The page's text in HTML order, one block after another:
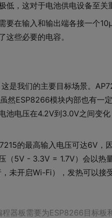
低，这对于电池供电设备至
要在输入和输出端各接一个
这些必要的电容。
这是我们的主要目标场景。
然ESP8266模块内部也有一
池电压在4.2V到3.0V之间变
的最高输入电压可达6V，
（5V - 3.3V = 1.7V）会以热
未开启Wi-Fi），发热可以接
程器板需要为ESP8266目标板